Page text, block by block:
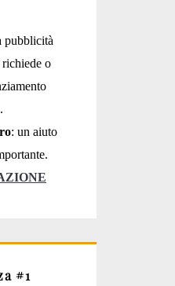
pubblicità
o
: un aiuto
#1